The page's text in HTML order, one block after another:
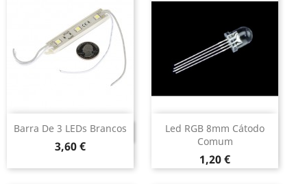
Barra De 3 LEDs Brancos
Preço
3,60 €
DESCONTINUADO
Led RGB 8mm Cátodo
Comum
Preço
1,20 €